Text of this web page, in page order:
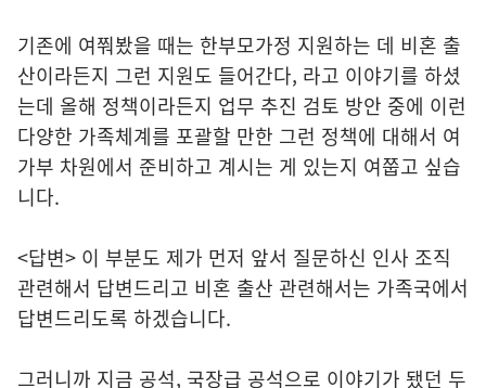
기존에 여쭤봤을 때는 한부모가정 지원하는 데 비혼 출
산이라든지 그런 지원도 들어간다, 라고 이야기를 하셨
는데 올해 정책이라든지 업무 추진 검토 방안 중에 이런
다양한 가족체계를 포괄할 만한 그런 정책에 대해서 여
가부 차원에서 준비하고 계시는 게 있는지 여쭙고 싶습
니다.
<답변> 이 부분도 제가 먼저 앞서 질문하신 인사 조직
관련해서 답변드리고 비혼 출산 관련해서는 가족국에서
답변드리도록 하겠습니다.
그러니까 지금 공석, 국장급 공석으로 이야기가 됐던 두